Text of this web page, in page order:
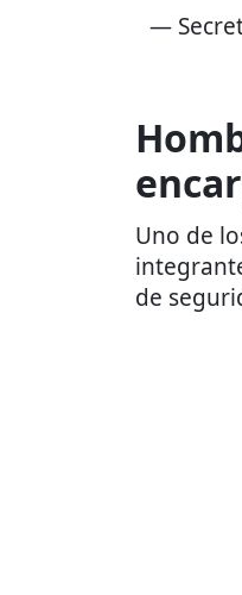
—
Uno de
de